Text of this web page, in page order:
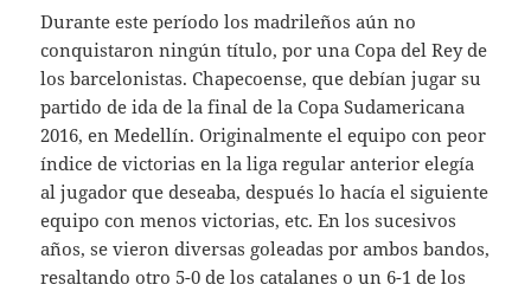
Durante este período los madrileños aún no
conquistaron ningún título, por una Copa del Rey de
los barcelonistas. Chapecoense, que debían jugar su
partido de ida de la final de la Copa Sudamericana
2016, en Medellín. Originalmente el equipo con peor
índice de victorias en la liga regular anterior elegía
al jugador que deseaba, después lo hacía el siguiente
equipo con menos victorias, etc. En los sucesivos
años, se vieron diversas goleadas por ambos bandos,
resaltando otro 5-0 de los catalanes o un 6-1 de los